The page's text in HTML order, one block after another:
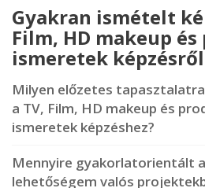
Gyakran ismételt
Film, HD makeup
ismeretek képzésről
Milyen előzetes
a TV, Film, HD makeup és
ismeretek képzéshez?
Mennyire gyakorlatorientált a
lehetőségem valós